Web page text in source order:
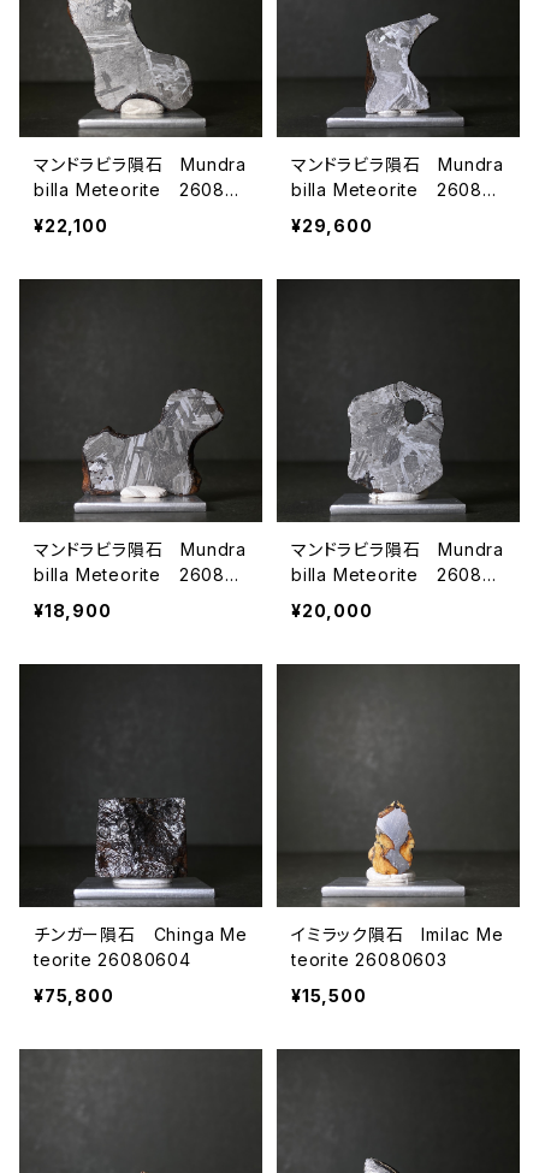
マンドラビラ隕石 Mundra
billa Meteorite 26080
608
¥22,100
マンドラビラ隕石 Mundra
billa Meteorite 26080
607
¥29,600
マンドラビラ隕石 Mundra
billa Meteorite 26080
606
¥18,900
マンドラビラ隕石 Mundra
billa Meteorite 26080
605
¥20,000
チンガー隕石 Chinga Me
teorite 26080604
¥75,800
イミラック隕石 Imilac Me
teorite 26080603
¥15,500